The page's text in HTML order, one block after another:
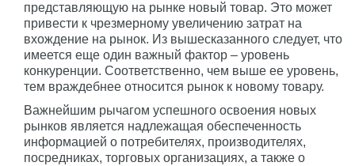
представляющую на рынке новый товар. Это может
привести к чрезмерному увеличению затрат на
вхождение на рынок. Из вышесказанного следует, что
имеется еще один важный фактор – уровень
конкуренции. Соответственно, чем выше ее уровень,
тем враждебнее относится рынок к новому товару.
Важнейшим рычагом успешного освоения новых
рынков является надлежащая обеспеченность
информацией о потребителях, производителях,
посредниках, торговых организациях, а также о